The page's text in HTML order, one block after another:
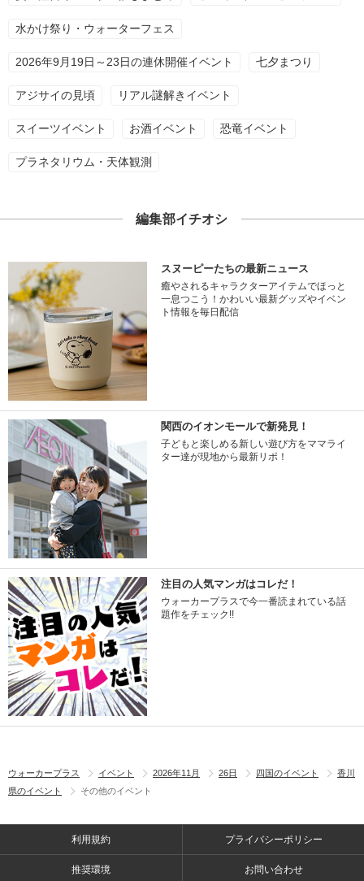
水かけ祭り・ウォーターフェス
2026年9月19日～23日の連休開催イベント 七夕まつり
アジサイの見頃 リアル謎解きイベント
スイーツイベント お酒イベント 恐竜イベント
プラネタリウム・天体観測
編集部イチオシ
スヌーピーたちの最新ニュース
癒やされるキャラクターアイテムでほっと
一息つこう！かわいい最新グッズやイベン
ト情報を毎日配信
関西のイオンモールで新発見！
子どもと楽しめる新しい遊び方をママライ
ター達が現地から最新リポ！
注目の人気マンガはコレだ！
ウォーカープラスで今一番読まれている話
題作をチェック!!
ウォーカープラス イベント 2026年11月 26日 四国のイベント
香川
県のイベント
その他のイベント
利用規約 プライバシーポリシー
推奨環境 お問い合わせ